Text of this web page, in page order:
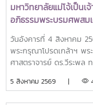
มหาวิทยาลัยแม่โจ้เป็น
อภิธรรมพระบรมศพสม
ราชินีนาถ พระบรมราช
ถวายบังคมพระศพ สมเ
ภา นเรนทิราเทพยวดี
วันอังคารที่ 4 สิงหาคม
พระกรุณาโปรดเกล้าฯ พร
ศาสตราจารย์ ดร.วีระพล
บุคลากร รวมจำนวน 25 ค
5 สิงหาคม 2569 |